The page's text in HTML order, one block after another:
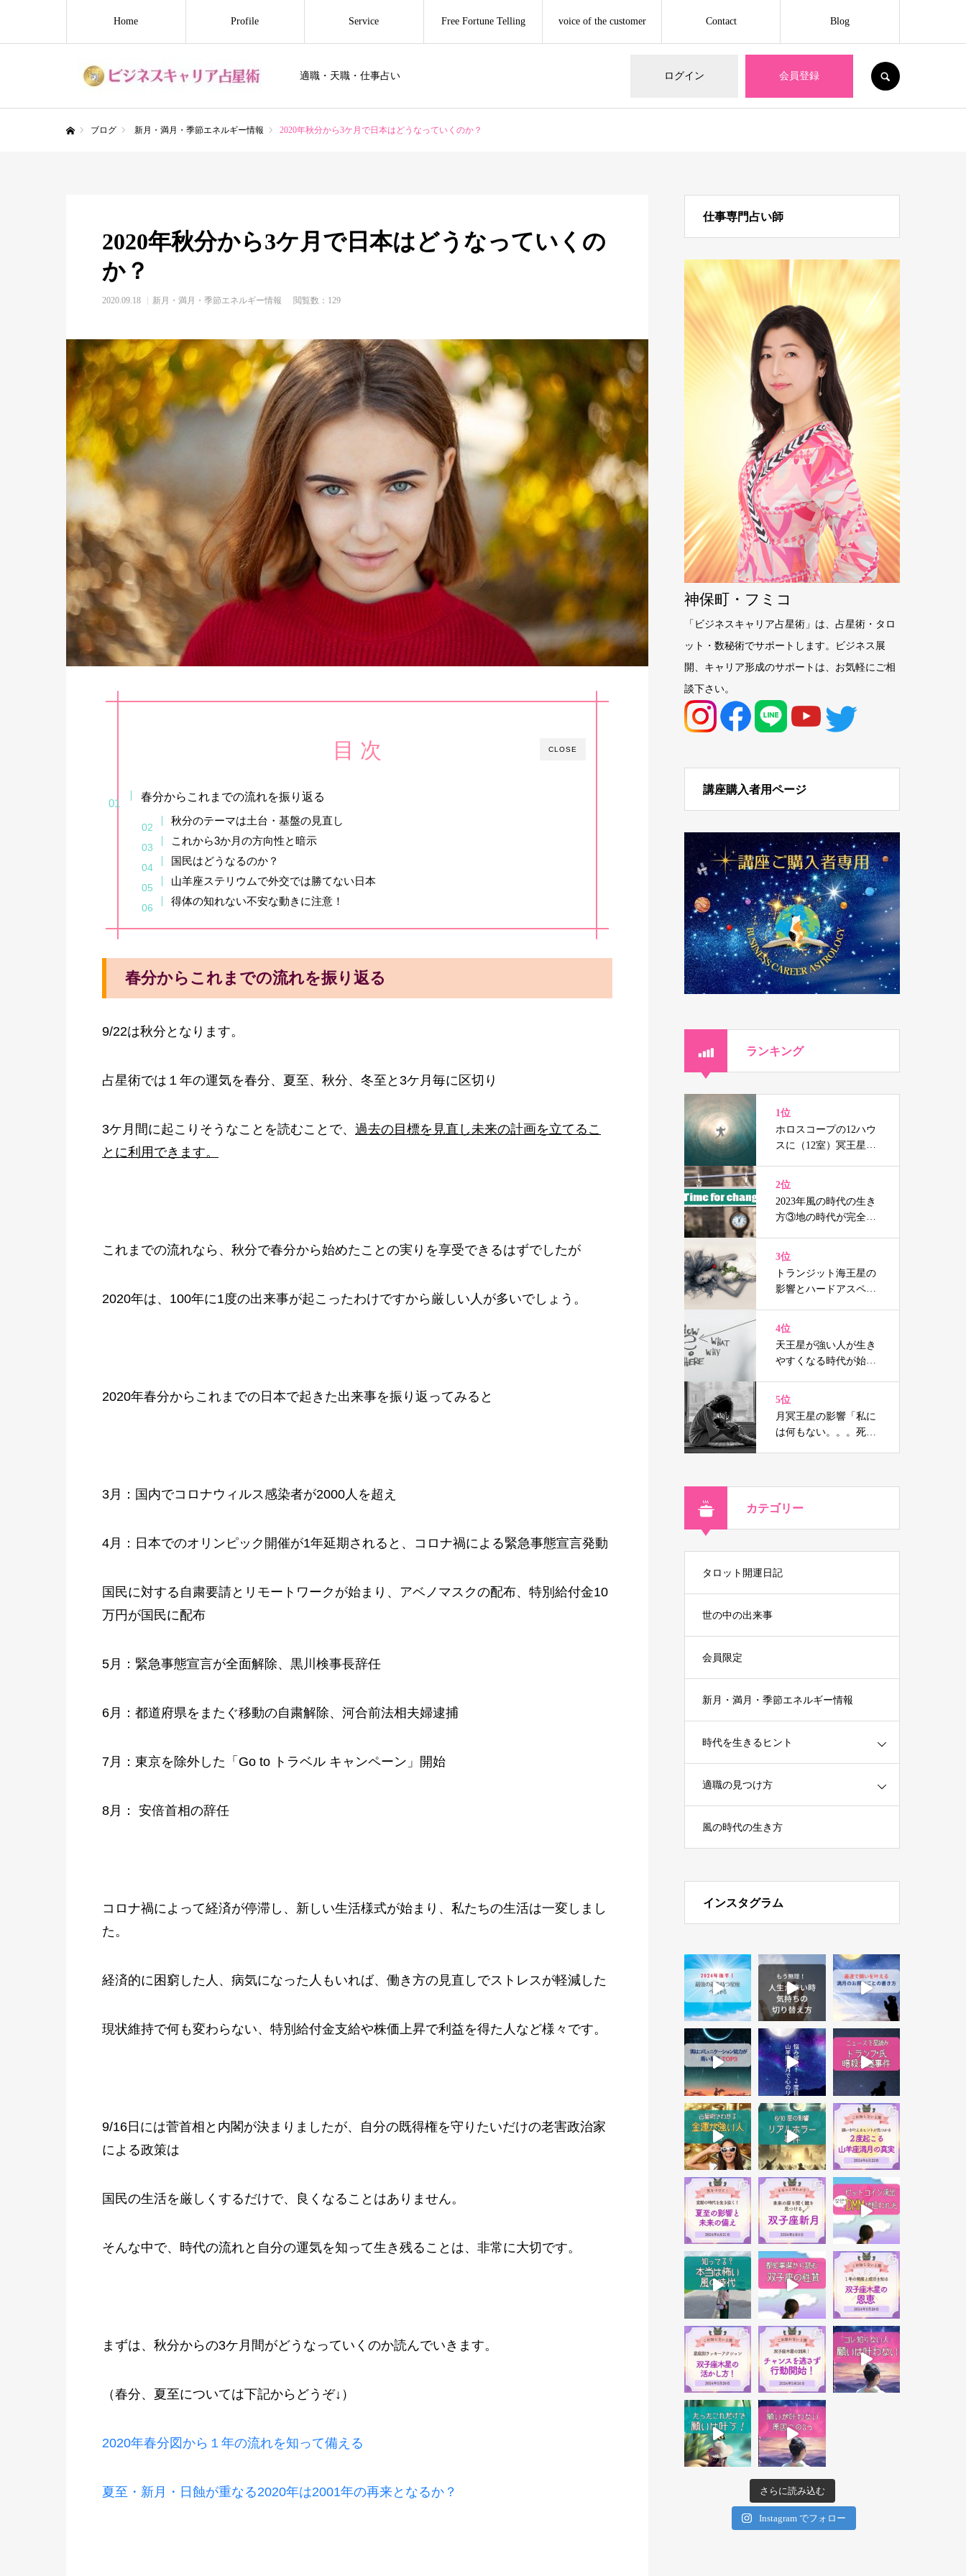
適職・天職・仕事占い ログイン 会員登録
Home Profile Service Free Fortune Telling voice of the customer Contact Blog
ブログ 新月・満月・季節エネルギー情報 2020年秋分から3ケ月で日本はどうなっていくのか？
2020年秋分から3ケ月で日本はどうなっていくの
か？
2020.09.18 新月・満月・季節エネルギー情報 閲覧数：129
CLOSE
目 次
春分からこれまでの流れを振り返る
秋分のテーマは土台・基盤の見直し
これから3か月の方向性と暗示
国民はどうなるのか？
山羊座ステリウムで外交では勝てない日本
得体の知れない不安な動きに注意！
春分からこれまでの流れを振り返る
9/22は秋分となります。
占星術では１年の運気を春分、夏至、秋分、冬至と3ケ月毎に区切り
3ケ月間に起こりそうなことを読むことで、 過去の目標を見直し未来の計画を立てるこ
とに利用できます。
これまでの流れなら、秋分で春分から始めたことの実りを享受できるはずでしたが
2020年は、100年に1度の出来事が起こったわけですから厳しい人が多いでしょう。
2020年春分からこれまでの日本で起きた出来事を振り返ってみると
3月：国内でコロナウィルス感染者が2000人を超え
4月：日本でのオリンピック開催が1年延期されると、コロナ禍による緊急事態宣言発動
国民に対する自粛要請とリモートワークが始まり、アベノマスクの配布、特別給付金10
万円が国民に配布
5月：緊急事態宣言が全面解除、黒川検事長辞任
6月：都道府県をまたぐ移動の自粛解除、河合前法相夫婦逮捕
7月：東京を除外した「Go to トラベル キャンペーン」開始
8月： 安倍首相の辞任
コロナ禍によって経済が停滞し、新しい生活様式が始まり、私たちの生活は一変しまし
た。
経済的に困窮した人、病気になった人もいれば、働き方の見直しでストレスが軽減した
現状維持で何も変わらない、特別給付金支給や株価上昇で利益を得た人など様々です。
9/16日には菅首相と内閣が決まりましたが、自分の既得権を守りたいだけの老害政治家
による政策は
国民の生活を厳しくするだけで、良くなることはありません。
そんな中で、時代の流れと自分の運気を知って生き残ることは、非常に大切です。
まずは、秋分からの3ケ月間がどうなっていくのか読んでいきます。
（春分、夏至については下記からどうぞ↓）
2020年春分図から１年の流れを知って備える
夏至・新月・日蝕が重なる2020年は2001年の再来となるか？
仕事専門占い師
神保町・フミコ
「ビジネスキャリア占星術」は、占星術・タロ
ット・数秘術でサポートします。ビジネス展
開、キャリア形成のサポートは、お気軽にご相
談下さい。
講座購入者用ページ
ランキング
1位
ホロスコープの12ハウ
スに（12室）冥王星、
2位
2023年風の時代の生き
方③地の時代が完全に
3位
トランジット海王星の
影響とハードアスペク
定事例付）
4位
天王星が強い人が生き
やすくなる時代が始ま
5位
月冥王星の影響「私に
は何もない。。。死に
カテゴリー
タロット開運日記
世の中の出来事
会員限定
新月・満月・季節エネルギー情報
時代を生きるヒント
適職の見つけ方
風の時代の生き方
インスタグラム
さらに読み込む
Instagram でフォロー